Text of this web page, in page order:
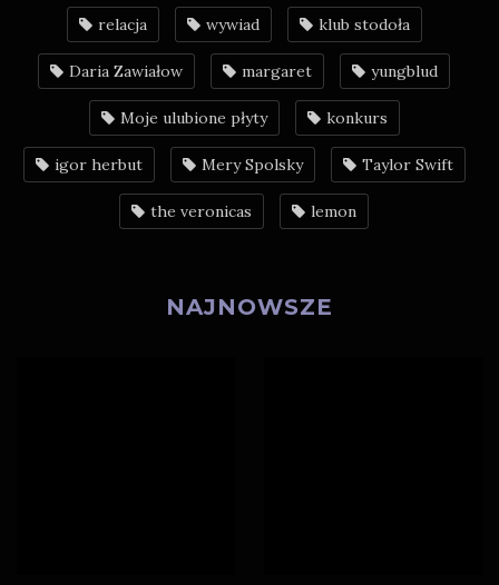
relacja wywiad klub stodoła
Daria Zawiałow margaret yungblud
Moje ulubione płyty konkurs
igor herbut Mery Spolsky Taylor Swift
the veronicas lemon
NAJNOWSZE